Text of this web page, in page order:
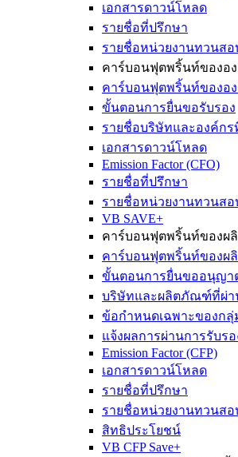
เอกสารดาวน์โหลด
รายชื่อที่ปรึกษา
รายชื่อหน่วยงานทวนสอ
คาร์บอนฟุตพริ้นท์ของอ
คาร์บอนฟุตพริ้นท์ของอ
ขั้นตอนการยื่นขอรับรอง
รายชื่อบริษัทและองค์กร
เอกสารดาวน์โหลด
Emission Factor (CFO)
รายชื่อที่ปรึกษา
รายชื่อหน่วยงานทวนสอ
VB SAVE+
คาร์บอนฟุตพริ้นท์ของผ
คาร์บอนฟุตพริ้นท์ของ
ขั้นตอนการยื่นขออนุญา
บริษัทและผลิตภัณฑ์ที่ผ่า
ข้อกำหนดเฉพาะของก
แจ้งผลการผ่านการรับร
Emission Factor (CFP)
เอกสารดาวน์โหลด
รายชื่อที่ปรึกษา
รายชื่อหน่วยงานทวนสอ
สิทธิประโยชน์
VB CFP Save+